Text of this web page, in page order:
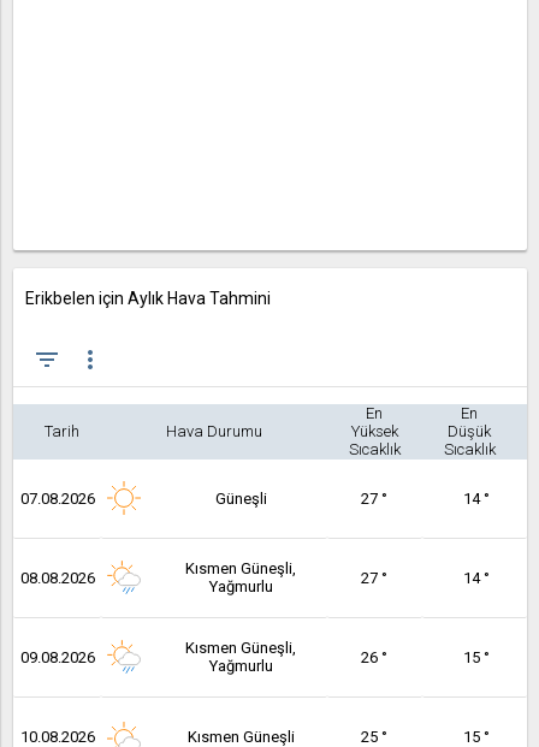
Erikbelen için Aylık Hava Tahmini
filter_list more_vert
Tarih Hava Durumu
En
Yüksek
Sıcaklık
En
Düşük
Sıcaklık
07.08.2026 Güneşli 27 ° 14 °
08.08.2026
Kısmen Güneşli,
Yağmurlu
27 ° 14 °
09.08.2026
Kısmen Güneşli,
Yağmurlu
26 ° 15 °
10.08.2026 Kısmen Güneşli 25 ° 15 °